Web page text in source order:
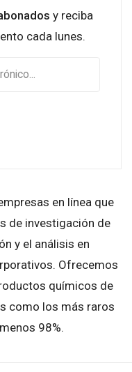
y reciba
cada lunes.
en línea que
de investigación de
y el análisis en
Ofrecemos
químicos de
como los más raros
98%.